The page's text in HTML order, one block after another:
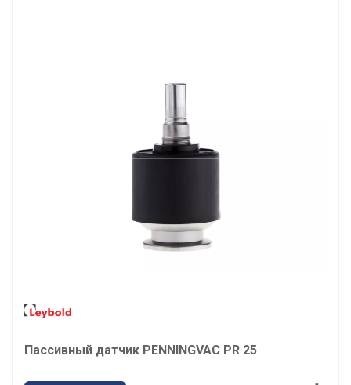
Пассивный датчик PENNINGVAC PR 25